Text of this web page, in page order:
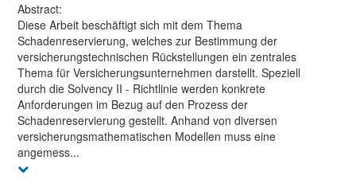
Abstract:
Diese Arbeit beschäftigt sich mit dem Thema
Schadenreservierung, welches zur Bestimmung der
versicherungstechnischen Rückstellungen ein zentrales
Thema für Versicherungsunternehmen darstellt. Speziell
durch die Solvency II - Richtlinie werden konkrete
Anforderungen im Bezug auf den Prozess der
Schadenreservierung gestellt. Anhand von diversen
versicherungsmathematischen Modellen muss eine
angemess...